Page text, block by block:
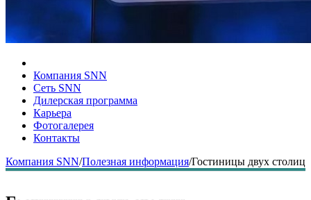
Компания SNN
Сеть SNN
Дилерская программа
Карьера
Фотогалерея
Контакты
Компания SNN/Полезная информация/Гостиницы двух столиц